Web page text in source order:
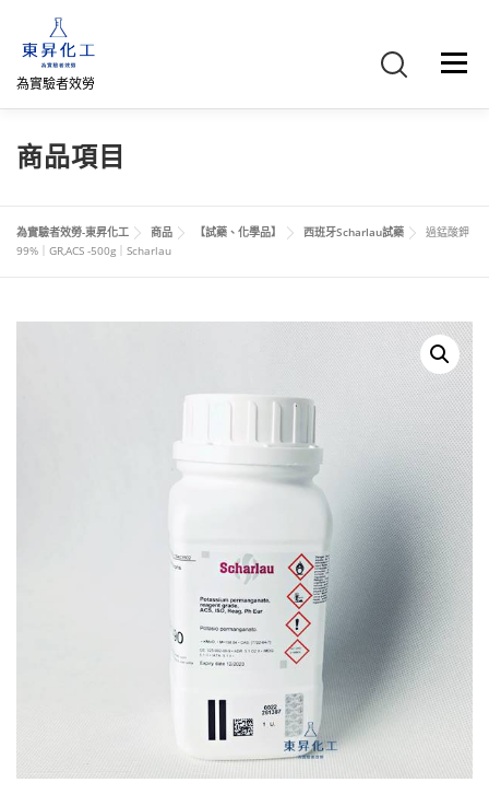
為實驗者效勞
選單
首頁 關於我們
網路商店 直購專區 詢價車、購物車/會員
商品項目
為實驗者效勞-東昇化工 商品 【試藥、化學品】 西班牙Scharlau試藥
過錳酸鉀
99%｜GR,ACS -500g｜Scharlau